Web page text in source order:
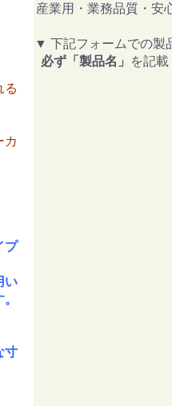
る
カ
プ
い
寸
産業用・業務品質・安
▼ 下記フォームでの製
必ず「製品名」 を記